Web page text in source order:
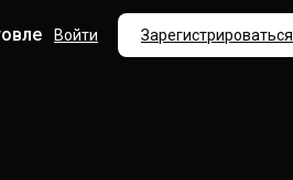
Больше
Войти Зарегистрироваться